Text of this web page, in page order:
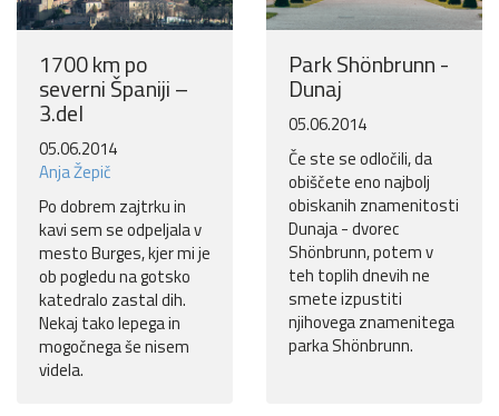
1700 km po
severni Španiji –
3.del
05.06.2014
Anja Žepič
Po dobrem zajtrku in
kavi sem se odpeljala v
mesto Burges, kjer mi je
ob pogledu na gotsko
katedralo zastal dih.
Nekaj tako lepega in
mogočnega še nisem
videla.
Park Shönbrunn -
Dunaj
05.06.2014
Če ste se odločili, da
obiščete eno najbolj
obiskanih znamenitosti
Dunaja - dvorec
Shönbrunn, potem v
teh toplih dnevih ne
smete izpustiti
njihovega znamenitega
parka Shönbrunn.